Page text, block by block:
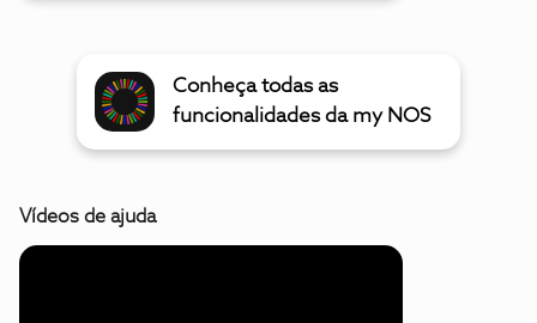
Conheça todas as
funcionalidades da my NOS
Vídeos de ajuda